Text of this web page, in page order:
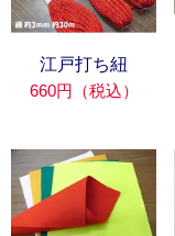
江戸打ち紐
660円（税込）